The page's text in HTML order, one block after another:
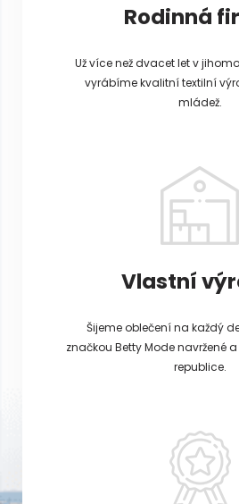
Rodinná
Už více než dvacet let v
vyrábíme kvalitní textilní
mládež.
Vlastní
Šijeme oblečení na každý
značkou Betty Mode navržené
republice.